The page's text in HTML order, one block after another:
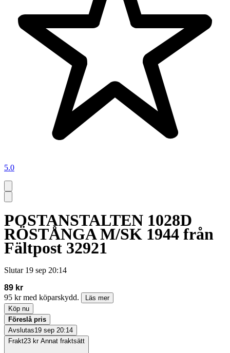
5.0
POSTANSTALTEN 1028D
RÖSTÅNGA M/SK 1944 från
Fältpost 32921
Slutar 19 sep 20:14
89 kr
95 kr med köparskydd.
Läs mer
Köp nu
Föreslå pris
Avslutas19 sep 20:14
Frakt23 kr Annat fraktsätt